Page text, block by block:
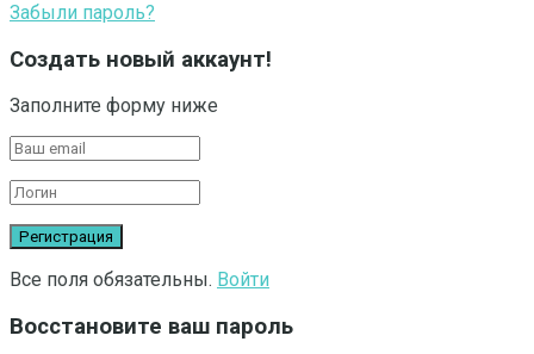
Забыли пароль?
Создать новый аккаунт!
Заполните форму ниже
Все поля обязательны. Войти
Восстановите ваш пароль